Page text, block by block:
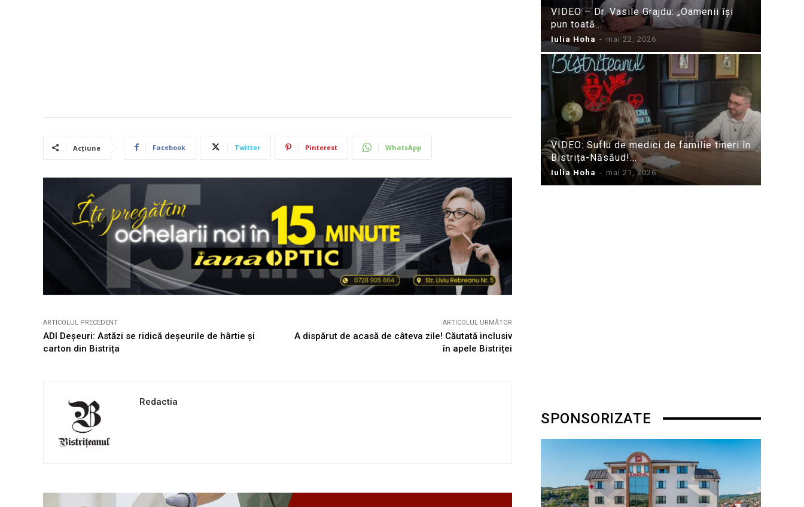
Acțiune Facebook Twitter Pinterest WhatsApp
ARTICOLUL PRECEDENT
ADI Deșeuri: Astăzi se ridică deșeurile de hârtie și
carton din Bistrița
ARTICOLUL URMĂTOR
A dispărut de acasă de câteva zile! Căutată inclusiv
în apele Bistriței
Redactia
VIDEO – Dr. Vasile Grajdu: „Oamenii își
pun toată...
Iulia Hoha - mai 22, 2026
VIDEO: Suflu de medici de familie tineri în
Bistrița-Năsăud!...
Iulia Hoha - mai 21, 2026
SPONSORIZATE